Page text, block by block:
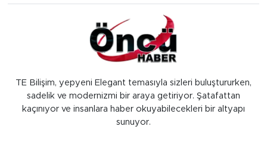
TE Bilişim, yepyeni Elegant temasıyla sizleri buluştururken,
sadelik ve modernizmi bir araya getiriyor. Şatafattan
kaçınıyor ve insanlara haber okuyabilecekleri bir altyapı
sunuyor.